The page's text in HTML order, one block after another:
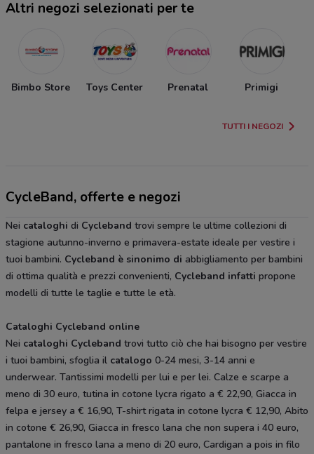
Altri negozi selezionati per te
Bimbo Store Toys Center Prenatal Primigi
TUTTI I NEGOZI
CycleBand, offerte e negozi
Nei cataloghi di Cycleband trovi sempre le ultime collezioni di
stagione autunno-inverno e primavera-estate ideale per vestire i
tuoi bambini. Cycleband è sinonimo di abbigliamento per bambini
di ottima qualità e prezzi convenienti, Cycleband infatti propone
modelli di tutte le taglie e tutte le età.
Cataloghi Cycleband online
Nei cataloghi Cycleband trovi tutto ciò che hai bisogno per vestire
i tuoi bambini, sfoglia il catalogo 0-24 mesi, 3-14 anni e
underwear. Tantissimi modelli per lui e per lei. Calze e scarpe a
meno di 30 euro, tutina in cotone lycra rigato a € 22,90, Giacca in
felpa e jersey a € 16,90, T-shirt rigata in cotone lycra € 12,90, Abito
in cotone € 26,90, Giacca in fresco lana che non supera i 40 euro,
pantalone in fresco lana a meno di 20 euro, Cardigan a pois in filo